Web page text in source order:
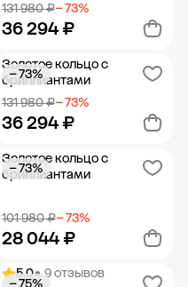
131 980 ₽− 73%
36 294 ₽
Добавить в корзину
Золотое кольцо с
бриллиантами
131 980 ₽− 73%
36 294 ₽
− 73%
Добавить в корзину
Золотое кольцо с
бриллиантами
101 980 ₽− 73%
28 044 ₽
− 73%
5.0• 9 отзывов
− 75%